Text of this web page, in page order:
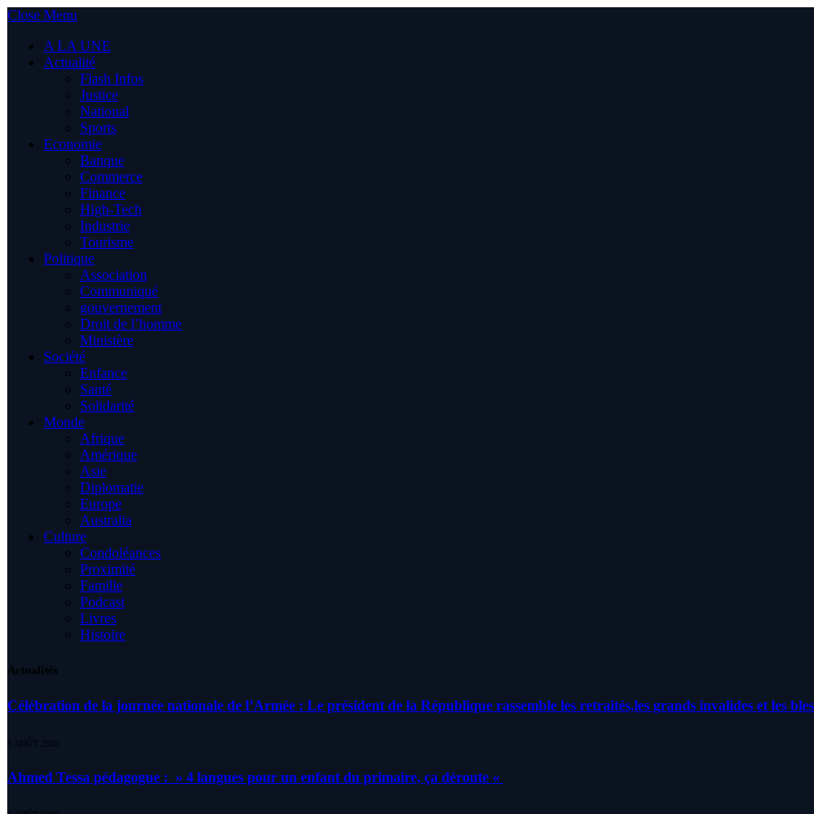
Close Menu
A LA UNE
Actualité
Flash Infos
Justice
National
Sports
Economie
Banque
Commerce
Finance
High-Tech
Industrie
Tourisme
Politique
Association
Communiqué
gouvernement
Droit de l’homme
Ministère
Société
Enfance
Santé
Solidarité
Monde
Afrique
Amérique
Asie
Diplomatie
Europe
Australia
Culture
Condoléances
Proximité
Famille
Podcast
Livres
Histoire
Actualités
Célébration de la journée nationale de l’Armée : Le président de la République rassemble les retraités,les grands invalides et les
5 AOÛT 2026
Ahmed Tessa pédagogue : » 4 langues pour un enfant du primaire, ça déroute «